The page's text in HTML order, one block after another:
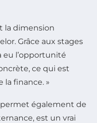
la dimension
Grâce aux stages
eu l’opportunité
ce qui est
la finance. »
également de
est un vrai